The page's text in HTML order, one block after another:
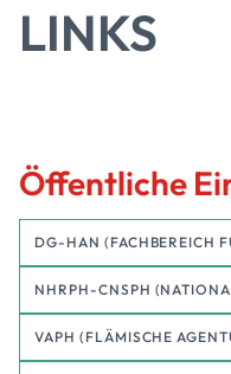
LINKS
Öffentliche
DG-HAN (FACHBEREICH
NHRPH-CNSPH
VAPH (FLÄMISCHE